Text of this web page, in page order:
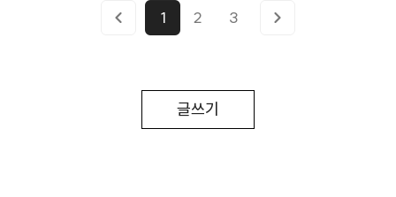
1 2 3
글쓰기